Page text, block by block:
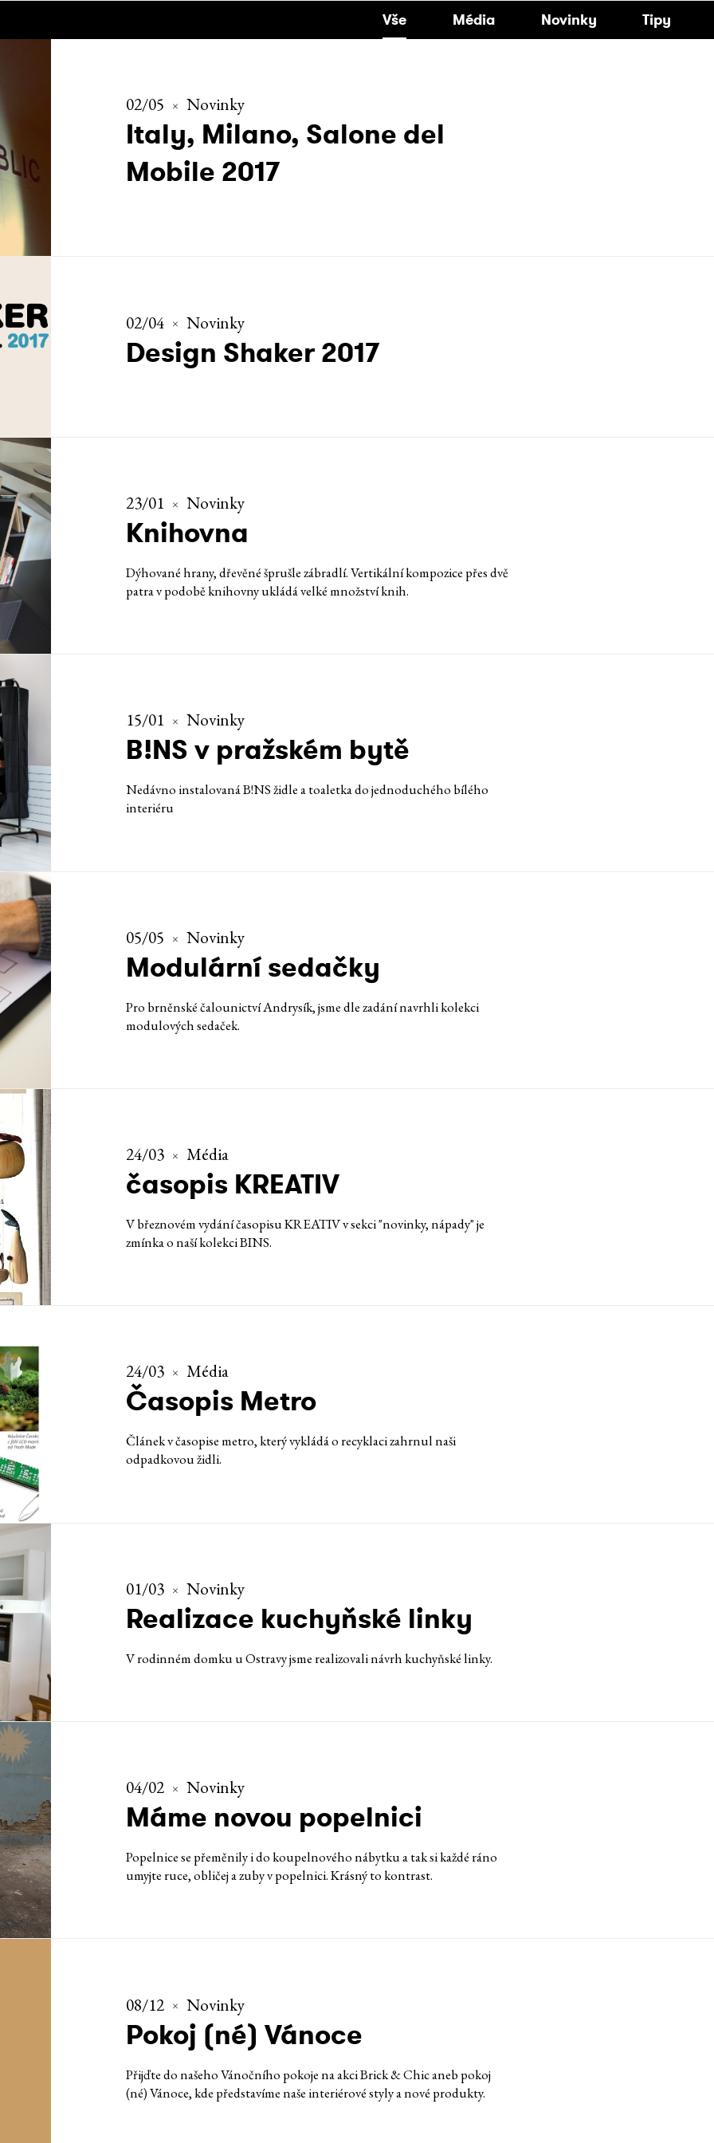
Vše Média Novinky Tipy
02/05 Novinky
Italy, Milano, Salone del
Mobile 2017
02/04 Novinky
Design Shaker 2017
23/01 Novinky
Knihovna
Dýhované hrany, dřevěné šprušle zábradlí. Vertikální kompozice přes dvě
patra v podobě knihovny ukládá velké množství knih.
15/01 Novinky
B!NS v pražském bytě
Nedávno instalovaná B!NS židle a toaletka do jednoduchého bílého
interiéru
05/05 Novinky
Modulární sedačky
Pro brněnské čalounictví Andrysík, jsme dle zadání navrhli kolekci
modulových sedaček.
24/03 Média
časopis KREATIV
V březnovém vydání časopisu KREATIV v sekci "novinky, nápady" je
zmínka o naší kolekci BINS.
24/03 Média
Časopis Metro
Článek v časopise metro, který vykládá o recyklaci zahrnul naši
odpadkovou židli.
01/03 Novinky
Realizace kuchyňské linky
V rodinném domku u Ostravy jsme realizovali návrh kuchyňské linky.
04/02 Novinky
Máme novou popelnici
Popelnice se přeměnily i do koupelnového nábytku a tak si každé ráno
umyjte ruce, obličej a zuby v popelnici. Krásný to kontrast.
08/12 Novinky
Pokoj (né) Vánoce
Přijďte do našeho Vánočního pokoje na akci Brick & Chic aneb pokoj
(né) Vánoce, kde představíme naše interiérové styly a nové produkty.